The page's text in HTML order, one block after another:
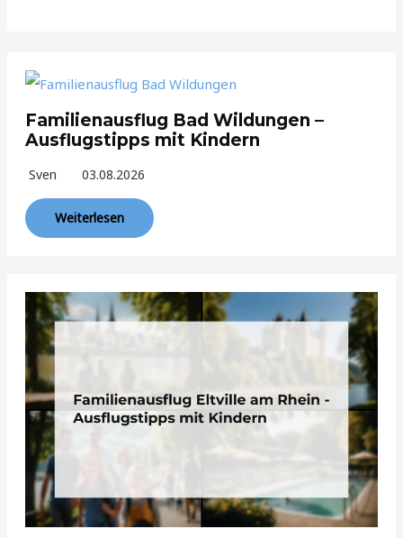
Familienausflug Bad Wildungen –
Ausflugstipps mit Kindern
Sven 03.08.2026
Weiterlesen